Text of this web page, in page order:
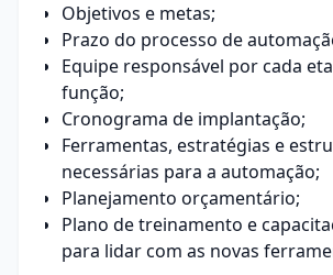
Objetivos e metas;
Prazo do processo de
Equipe responsável por cada
função;
Cronograma de implantação;
Ferramentas, estratégias e
necessárias para a automação;
Planejamento orçamentário;
Plano de treinamento e
para lidar com as novas